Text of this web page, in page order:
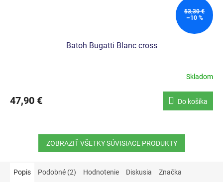
53,30 €
–10 %
Batoh Bugatti Blanc cross
Skladom
47,90 € Do košíka
ZOBRAZIŤ VŠETKY SÚVISIACE PRODUKTY
Popis Podobné (2) Hodnotenie Diskusia Značka